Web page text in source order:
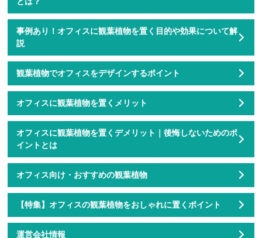
事例あり！オフィスに観葉植物を置く目的や効果について解
説
観葉植物でオフィスをデザインするポイント
オフィスに観葉植物を置くメリット
オフィスに観葉植物を置くデメリット｜後悔しないためのポ
イントとは
オフィス向け・おすすめの観葉植物
【特集】オフィスの観葉植物をおしゃれに置くポイント
運営会社情報